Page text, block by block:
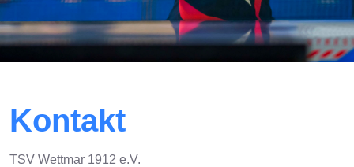
Kontakt
TSV Wettmar 1912 e.V.